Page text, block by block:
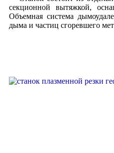
секционной вытяжкой,
Объемная система
дыма и частиц сгоревшего